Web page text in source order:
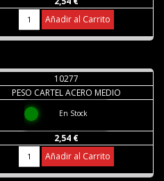
Añadir al Carrito
10277
PESO CARTEL ACERO MEDIO
En Stock
2,54 €
Añadir al Carrito